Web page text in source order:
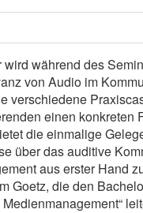
wird während des
von Audio im
verschiedene
einen konkreten
die einmalige
über das auditive
aus erster Hand
Goetz, die den